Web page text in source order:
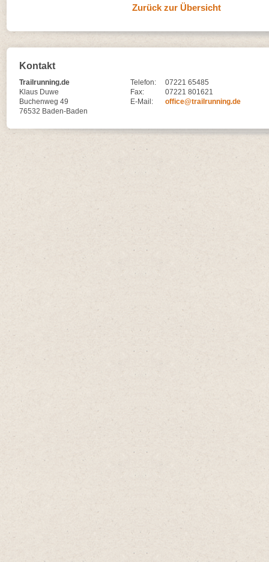
Zurück zur Übersicht
Kontakt
Trailrunning.de
Klaus Duwe
Buchenweg 49
76532 Baden-Baden
Telefon:
07221 65485
Fax:
07221 801621
E-Mail:
office@trailrunning.de